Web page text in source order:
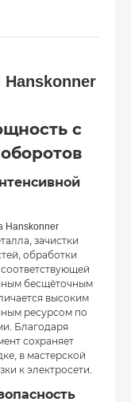
с
зачистки
обработки
бесщёточным
высоким
ресурсом по
Благодаря
сохраняет
в мастерской
к электросети.